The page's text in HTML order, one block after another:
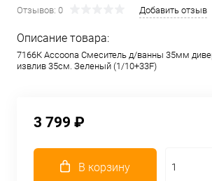
Отзывов: 0 Добавить отзыв
Описание товара:
7166К Accoona Смеситель д/ванны 35мм
извлив 35см. Зеленый (1/10+33F)
3 799 ₽
В корзину